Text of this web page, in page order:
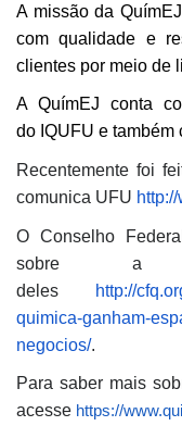
A missão da
com qualidade e
clientes por meio de
A QuímEJ conta
do IQUFU e também
Recentemente foi
comunica UFU
O Conselho
sobre a
deles
http://
quimica-ganham-
negocios/.
Para saber mais
acesse https://